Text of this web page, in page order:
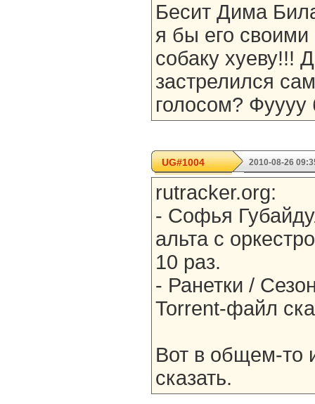
Бесит Дима
я бы его
собаку хуеву!!!
застрелился
голосом? Фуууу
UG#1004 2010-08-26
rutracker.org:
- Cофья
альта с
10 раз.
- Ранетки /
Torrent-файл
Вот в общем-то
сказать.